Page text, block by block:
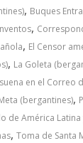
, Buques
,
, El Censor
, La Goleta
en el Correo
(bergantines),
de América Latina
, Toma de Santa